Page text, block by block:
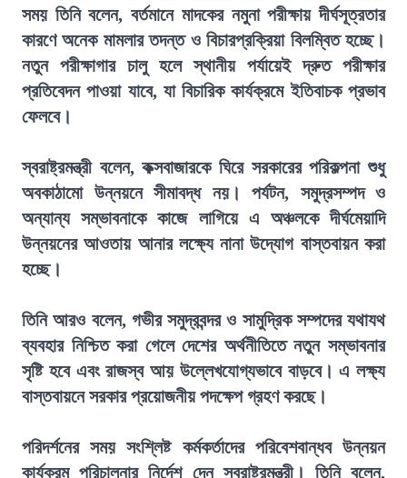
সময় তিনি বলেন, বর্তমানে মাদকের নমুনা পরীক্ষায় দীর্ঘসূত্রতার
কারণে অনেক মামলার তদন্ত ও বিচারপ্রক্রিয়া বিলম্বিত হচ্ছে।
নতুন পরীক্ষাগার চালু হলে স্থানীয় পর্যায়েই দ্রুত পরীক্ষার
প্রতিবেদন পাওয়া যাবে, যা বিচারিক কার্যক্রমে ইতিবাচক প্রভাব
ফেলবে।
স্বরাষ্ট্রমন্ত্রী বলেন, কক্সবাজারকে ঘিরে সরকারের পরিকল্পনা শুধু
অবকাঠামো উন্নয়নে সীমাবদ্ধ নয়। পর্যটন, সমুদ্রসম্পদ ও
অন্যান্য সম্ভাবনাকে কাজে লাগিয়ে এ অঞ্চলকে দীর্ঘমেয়াদি
উন্নয়নের আওতায় আনার লক্ষ্যে নানা উদ্যোগ বাস্তবায়ন করা
হচ্ছে।
তিনি আরও বলেন, গভীর সমুদ্রবন্দর ও সামুদ্রিক সম্পদের যথাযথ
ব্যবহার নিশ্চিত করা গেলে দেশের অর্থনীতিতে নতুন সম্ভাবনার
সৃষ্টি হবে এবং রাজস্ব আয় উল্লেখযোগ্যভাবে বাড়বে। এ লক্ষ্য
বাস্তবায়নে সরকার প্রয়োজনীয় পদক্ষেপ গ্রহণ করছে।
পরিদর্শনের সময় সংশ্লিষ্ট কর্মকর্তাদের পরিবেশবান্ধব উন্নয়ন
কার্যক্রম পরিচালনার নির্দেশ দেন স্বরাষ্ট্রমন্ত্রী। তিনি বলেন,